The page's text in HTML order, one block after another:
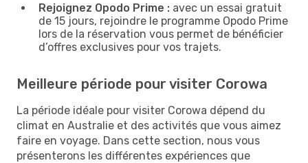
Rejoignez Opodo Prime : avec un essai gratuit
de 15 jours, rejoindre le programme Opodo Prime
lors de la réservation vous permet de bénéficier
d’offres exclusives pour vos trajets.
Meilleure période pour visiter Corowa
La période idéale pour visiter Corowa dépend du
climat en Australie et des activités que vous aimez
faire en voyage. Dans cette section, nous vous
présenterons les différentes expériences que